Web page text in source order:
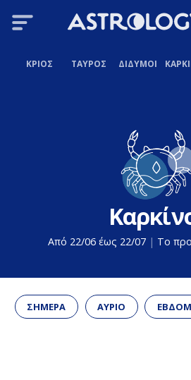
ΚΡΙΟΣ ΤΑΥΡΟΣ ΔΙΔΥΜΟΙ
Από 22/06 έως 22/07 | Το
ΣΗΜΕΡΑ ΑΥΡΙΟ